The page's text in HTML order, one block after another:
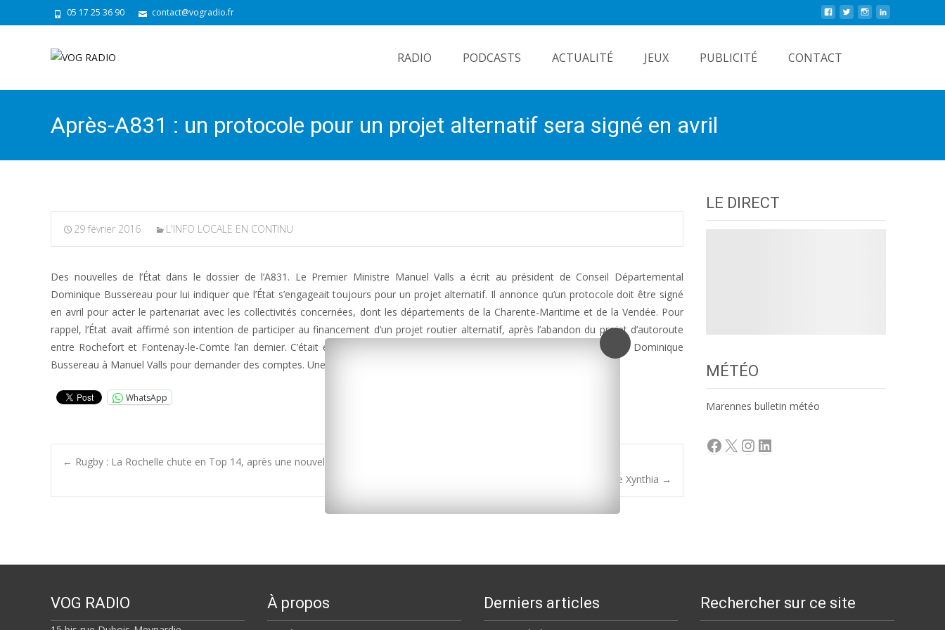
05 17 25 36 90 contact@vogradio.fr
RADIO PODCASTS ACTUALITÉ JEUX PUBLICITÉ CONTACT
Après-A831 : un protocole pour un projet alternatif sera signé en avril
29 février 2016 L'INFO LOCALE EN CONTINU
Des nouvelles de l’État dans le dossier de l’A831. Le Premier Ministre Manuel Valls a écrit au président de Conseil Départemental
Dominique Bussereau pour lui indiquer que l’État s’engageait toujours pour un projet alternatif. Il annonce qu’un protocole doit être signé
en avril pour acter le partenariat avec les collectivités concernées, dont les départements de la Charente-Maritime et de la Vendée. Pour
rappel, l’État avait affirmé son intention de participer au financement d’un projet routier alternatif, après l’abandon du projet d’autoroute
entre Rochefort et Fontenay-le-Comte l’an dernier. C’était en septembre. Mais depuis, plus rien, d’où l’envoi d’un courrier de Dominique
Bussereau à Manuel Valls pour demander des comptes. Une réponse qu’il vient donc d’obtenir.
WhatsApp
Post
← Rugby : La Rochelle chute en Top 14, après une nouvelle défaite à l’extérieur samedi soir à Agen
Charron : une stèle dévoilée en mémoire des trois victimes de Xynthia →
LE DIRECT
MÉTÉO
Marennes bulletin météo
Facebook
X Instagram
LinkedIn
VOG RADIO À propos Derniers articles Rechercher sur ce site